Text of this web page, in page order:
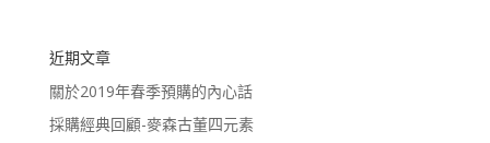
近期文章
關於2019年春季預購的內心話
採購經典回顧-麥森古董四元素